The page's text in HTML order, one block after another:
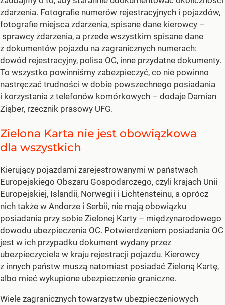
zdarzenia. Fotografie numerów rejestracyjnych i pojazdów,
fotografie miejsca zdarzenia, spisane dane kierowcy –
sprawcy zdarzenia, a przede wszystkim spisane dane
z dokumentów pojazdu na zagranicznych numerach:
dowód rejestracyjny, polisa OC, inne przydatne dokumenty.
To wszystko powinniśmy zabezpieczyć, co nie powinno
nastręczać trudności w dobie powszechnego posiadania
i korzystania z telefonów komórkowych – dodaje Damian
Ziąber, rzecznik prasowy UFG.
Zielona Karta nie jest obowiązkowa
dla wszystkich
Kierujący pojazdami zarejestrowanymi w państwach
Europejskiego Obszaru Gospodarczego, czyli krajach Unii
Europejskiej, Islandii, Norwegii i Lichtensteinu, a oprócz
nich także w Andorze i Serbii, nie mają obowiązku
posiadania przy sobie Zielonej Karty – międzynarodowego
dowodu ubezpieczenia OC. Potwierdzeniem posiadania OC
jest w ich przypadku dokument wydany przez
ubezpieczyciela w kraju rejestracji pojazdu. Kierowcy
z innych państw muszą natomiast posiadać Zieloną Kartę,
albo mieć wykupione ubezpieczenie graniczne.
Wiele zagranicznych towarzystw ubezpieczeniowych